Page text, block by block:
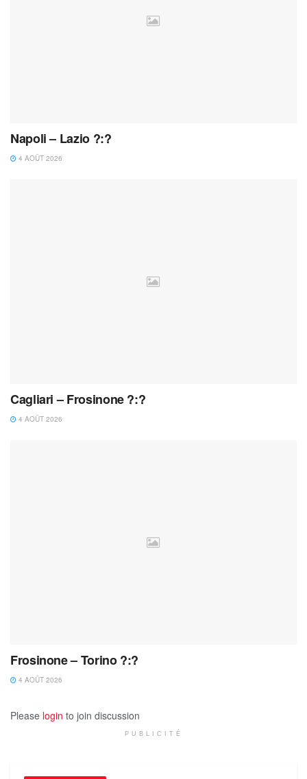
Napoli – Lazio ?:?
4 AOÛT 2026
Cagliari – Frosinone ?:?
4 AOÛT 2026
Frosinone – Torino ?:?
4 AOÛT 2026
Please login to join discussion
PUBLICITÉ